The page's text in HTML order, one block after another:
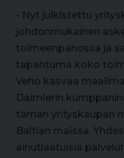
- Nyt julkistettu
johdonmukainen
toimeenpanossa ja
tapahtuma koko
Veho kasvaa
Daimlerin
tämän yrityskaupan
Baltian maissa.
ainutlaatuisia